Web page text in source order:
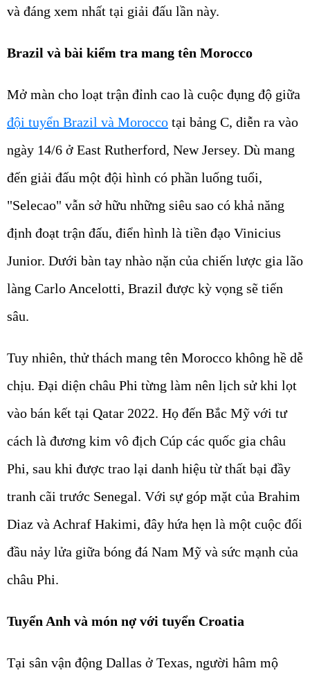
và đáng xem nhất tại giải đấu lần này.
Brazil và bài kiểm tra mang tên Morocco
Mở màn cho loạt trận đỉnh cao là cuộc đụng độ giữa
đội tuyển Brazil và Morocco tại bảng C, diễn ra vào
ngày 14/6 ở East Rutherford, New Jersey. Dù mang
đến giải đấu một đội hình có phần luống tuổi,
"Selecao" vẫn sở hữu những siêu sao có khả năng
định đoạt trận đấu, điển hình là tiền đạo Vinicius
Junior. Dưới bàn tay nhào nặn của chiến lược gia lão
làng Carlo Ancelotti, Brazil được kỳ vọng sẽ tiến
sâu.
Tuy nhiên, thử thách mang tên Morocco không hề dễ
chịu. Đại diện châu Phi từng làm nên lịch sử khi lọt
vào bán kết tại Qatar 2022. Họ đến Bắc Mỹ với tư
cách là đương kim vô địch Cúp các quốc gia châu
Phi, sau khi được trao lại danh hiệu từ thất bại đầy
tranh cãi trước Senegal. Với sự góp mặt của Brahim
Diaz và Achraf Hakimi, đây hứa hẹn là một cuộc đối
đầu nảy lửa giữa bóng đá Nam Mỹ và sức mạnh của
châu Phi.
Tuyển Anh và món nợ với tuyển Croatia
Tại sân vận động Dallas ở Texas, người hâm mộ